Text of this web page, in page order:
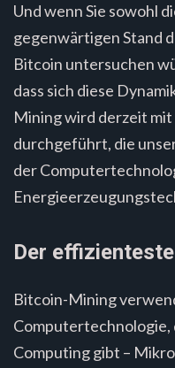
Und wenn Sie sowohl
gegenwärtigen Stand
Bitcoin untersuchen
dass sich diese
Mining wird derzeit
durchgeführt, die
der
Der
Bitcoin-Mining
Computing gibt –